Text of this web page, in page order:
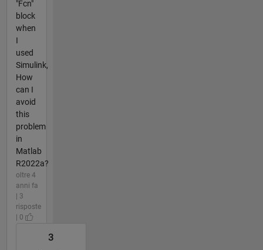
"Fcn"
block
when
I
used
Simulink,
How
can I
avoid
this
problem
in
Matlab
R2022a?
oltre 4
anni fa
| 3
risposte
| 0
3